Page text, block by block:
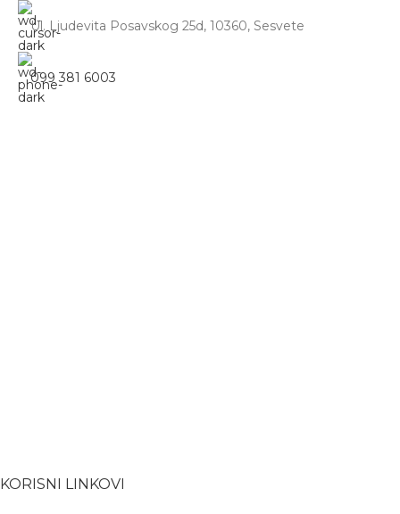
Ul. Ljudevita Posavskog 25d, 10360, Sesvete
099 381 6003
KORISNI LINKOVI